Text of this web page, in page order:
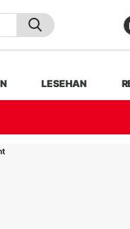
LESEHAN